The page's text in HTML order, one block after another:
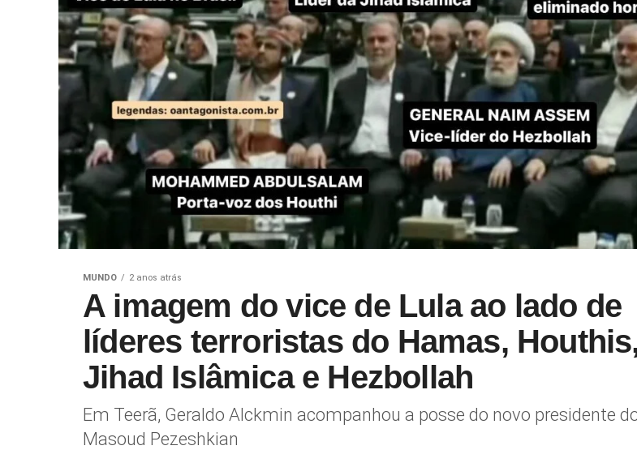
MUNDO 2 anos atrás
A imagem do vice de Lula ao lado de
líderes terroristas do Hamas,
Jihad Islâmica e Hezbollah
Em Teerã, Geraldo Alckmin acompanhou a posse do novo presidente
Masoud Pezeshkian